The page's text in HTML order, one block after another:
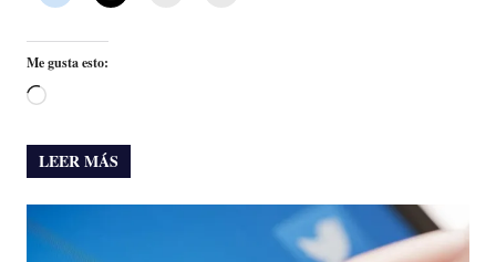
Me gusta esto:
Cargando...
LEER MÁS